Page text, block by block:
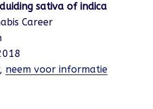
sativa of indica
Career
neem voor informatie